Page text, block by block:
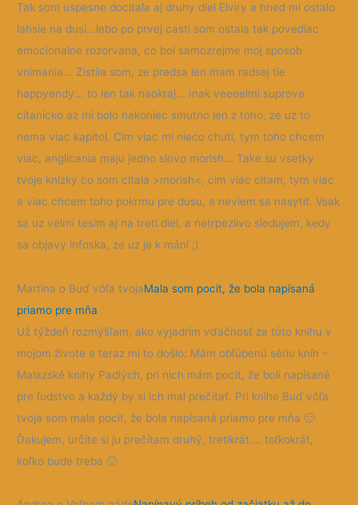
Tak som uspesne docitala aj druhy diel Elviry a hned mi ostalo
lahsie na dusi...lebo po prvej casti som ostala tak povediac
emocionalne rozorvana, co bol samozrejme moj sposob
vnimania... Zistila som, ze predsa len mam radsej tie
happyendy... to len tak naokraj... Inak veeeelmi suprove
citanicko az mi bolo nakoniec smutno len z toho, ze uz to
nema viac kapitol. Cim viac mi nieco chuti, tym toho chcem
viac, anglicania maju jedno slovo morish... Take su vsetky
tvoje knizky co som citala >morish<, cim viac citam, tym viac
a viac chcem toho pokrmu pre dusu, a neviem sa nasytit. Vsak
sa uz velmi tesim aj na treti diel, a netrpezlivo sledujem, kedy
sa objavy infoska, ze uz je k mání ;)
Martina o Buď vôľa tvojaMala som pocit, že bola napísaná
priamo pre mňa
Už týždeň rozmýšľam, ako vyjadrím vďačnosť za túto knihu v
mojom živote a teraz mi to došlo: Mám obľúbenú sériu kníh –
Malazské knihy Padlých, pri nich mám pocit, že boli napísané
pre ľudstvo a každý by si ich mal prečítať. Pri knihe Buď vôľa
tvoja som mala pocit, že bola napísaná priamo pre mňa 🙂
Ďakujem, určite si ju prečítam druhý, tretíkrát…. toľkokrát,
koľko bude treba 🙂